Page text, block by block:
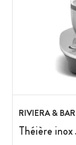
RIVIERA & BAR
Théière inox